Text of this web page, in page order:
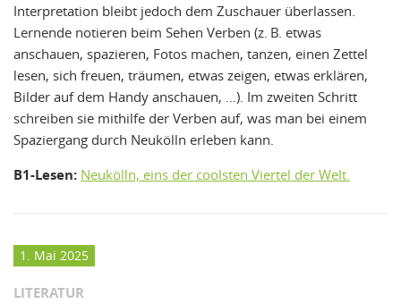
Interpretation bleibt jedoch dem Zuschauer überlassen.
Lernende notieren beim Sehen Verben (z. B. etwas
anschauen, spazieren, Fotos machen, tanzen, einen Zettel
lesen, sich freuen, träumen, etwas zeigen, etwas erklären,
Bilder auf dem Handy anschauen, …). Im zweiten Schritt
schreiben sie mithilfe der Verben auf, was man bei einem
Spaziergang durch Neukölln erleben kann.
B1-Lesen: Neukölln, eins der coolsten Viertel der Welt.
1. Mai 2025
LITERATUR